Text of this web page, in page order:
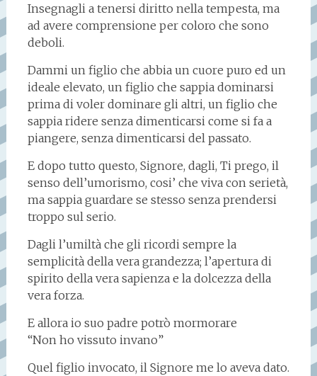
Insegnagli a tenersi diritto nella tempesta, ma
ad avere comprensione per coloro che sono
deboli.
Dammi un figlio che abbia un cuore puro ed un
ideale elevato, un figlio che sappia dominarsi
prima di voler dominare gli altri, un figlio che
sappia ridere senza dimenticarsi come si fa a
piangere, senza dimenticarsi del passato.
E dopo tutto questo, Signore, dagli, Ti prego, il
senso dell’umorismo, cosi’ che viva con serietà,
ma sappia guardare se stesso senza prendersi
troppo sul serio.
Dagli l’umiltà che gli ricordi sempre la
semplicità della vera grandezza; l’apertura di
spirito della vera sapienza e la dolcezza della
vera forza.
E allora io suo padre potrò mormorare
“Non ho vissuto invano”
Quel figlio invocato, il Signore me lo aveva dato.